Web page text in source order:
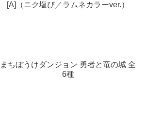
[A]（ニク塩び／ラムネカラーver.）
まちぼうけダンジョン 勇者と竜の城 全
6種